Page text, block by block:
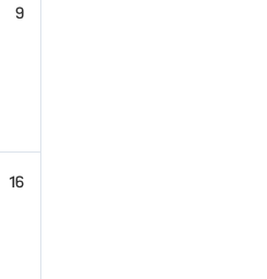
9
16